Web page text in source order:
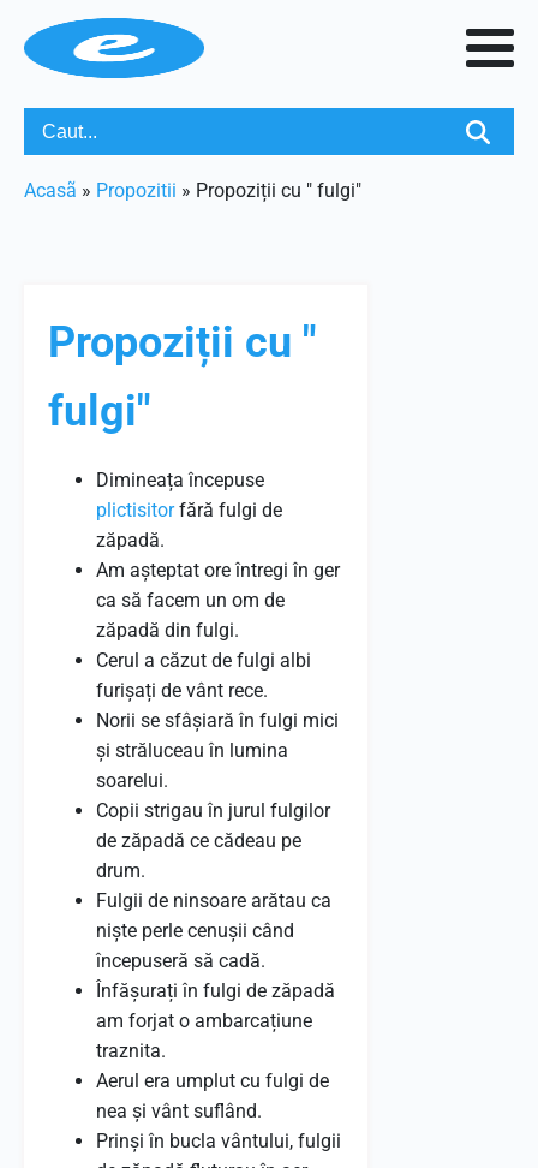
Acasã » Propozitii » Propoziții cu " fulgi"
Propoziții cu "
fulgi"
Dimineața începuse
plictisitorfără fulgi de
zăpadă.
Am așteptat ore întregi în ger
ca să facem un om de
zăpadă din fulgi.
Cerul a căzut de fulgi albi
furișați de vânt rece.
Norii se sfâșiară în fulgi mici
și străluceau în lumina
soarelui.
Copii strigau în jurul fulgilor
de zăpadă ce cădeau pe
drum.
Fulgii de ninsoare arătau ca
niște perle cenușii când
începuseră să cadă.
Înfășurați în fulgi de zăpadă
am forjat o ambarcațiune
traznita.
Aerul era umplut cu fulgi de
nea și vânt suflând.
Prinși în bucla vântului, fulgii